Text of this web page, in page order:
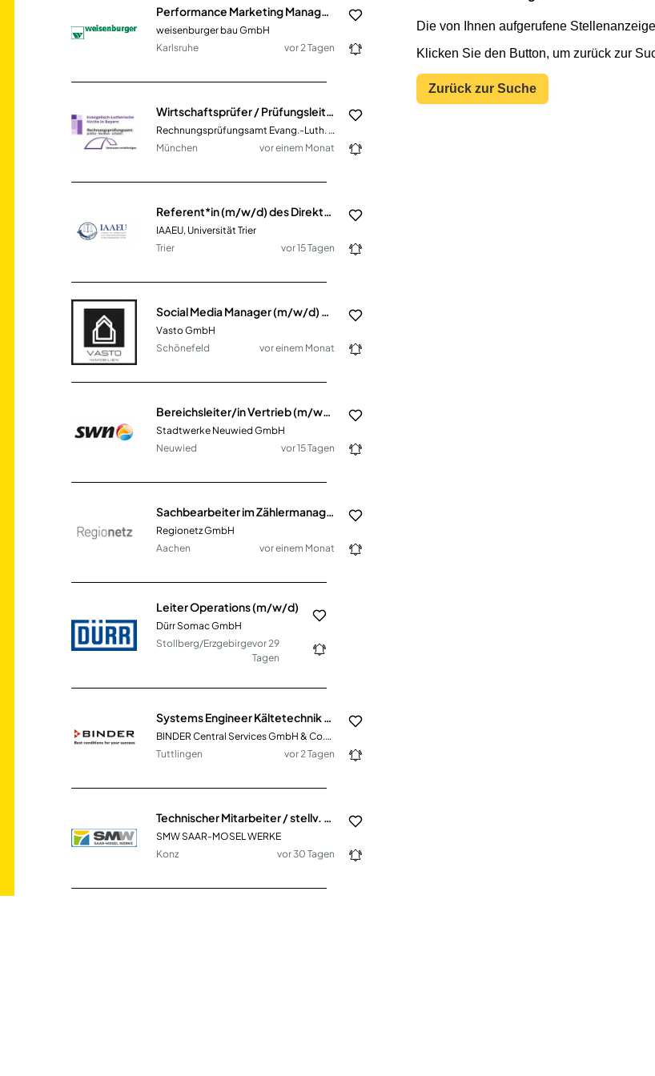
Performance Marketing Manager (m/w/d)
weisenburger bau GmbH
Karlsruhe
vor 2 Tagen
Rechnungsprüfungsamt Evang.-Luth. Kirche in Bayern
München
vor einem Monat
IAAEU, Universität Trier
Trier
vor 15 Tagen
Vasto GmbH
Schönefeld
vor einem Monat
Bereichsleiter/in Vertrieb (m/w/d)
Stadtwerke Neuwied GmbH
Neuwied
vor 15 Tagen
Sachbearbeiter im Zählermanagement (m/w/d)
Regionetz GmbH
Aachen
vor einem Monat
Leiter Operations (m/w/d)
Dürr Somac GmbH
Stollberg/Erzgebirgevor 29
Tagen
BINDER Central Services GmbH & Co.KG
Tuttlingen
vor 2 Tagen
SMW SAAR-MOSEL WERKE
Konz
vor 30 Tagen